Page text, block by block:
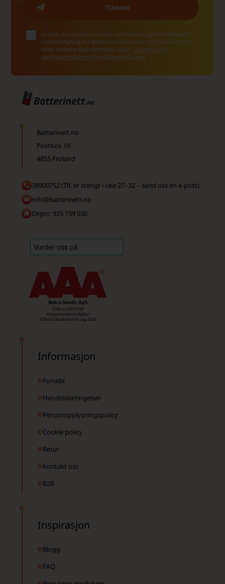
Ja takk, jeg vil gjerne motta nyhetsbrev og skreddersydd
markedsføring fra Batterinett på e-post. Jeg kan når som
helst avslutte abonnementet igjen. Les mer i vår
samtykkeerklæring for elektronisk post
Batterinett.no
Postbox 19
4855 Froland
38900752 (Tlf. er stengt i uke 27–32 – send oss en e-post)
info@batterinett.no
Orgnr: 925 739 030
Informasjon
Forside
Handelsbetingelser
Personopplysningspolicy
Cookie policy
Retur
Kontakt oss
B2B
Inspirasjon
Blogg
FAQ